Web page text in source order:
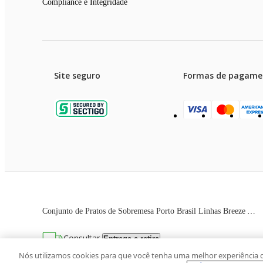
Consultar Entrega e retira
Compliance e Integridade
Site seguro Formas de
Preços e condições de
As imagens dos produtos são meramente
Avenida Zaki Narchi, nº 1650, sobreloja,
Nós utilizamos cookies para que você tenha uma melhor experiência